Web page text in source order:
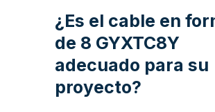
¿Es el cable en
de 8 GYXTC8Y
adecuado para su
proyecto?